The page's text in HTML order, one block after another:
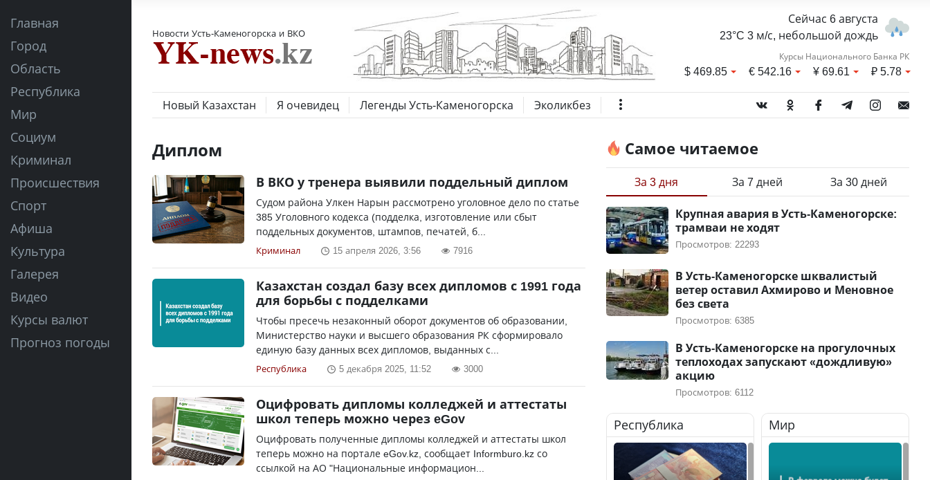
Главная
Город
Область
Республика
Мир
Социум
Криминал
Происшествия
Спорт
Афиша
Культура
Галерея
Видео
Курсы валют
Прогноз погоды
Новости Усть-Каменогорска и ВКО
Сейчас 6 августа
23°C 3 м/с, небольшой дождь
Курсы Национального Банка РК
$469.85 €542.16 ¥69.61 ₽5.78
Новый Казахстан Я очевидец Легенды Усть-Каменогорска Эколикбез
Диплом
В ВКО у тренера выявили поддельный диплом
Судом района Улкен Нарын рассмотрено уголовное дело по статье
385 Уголовного кодекса (подделка, изготовление или сбыт
поддельных документов, штампов, печатей, б...
Криминал 15 апреля 2026, 3:56 7916
Казахстан создал базу всех дипломов с 1991 года
для борьбы с подделками
Чтобы пресечь незаконный оборот документов об образовании,
Министерство науки и высшего образования РК сформировало
единую базу данных всех дипломов, выданных с...
Республика 5 декабря 2025, 11:52 3000
Оцифровать дипломы колледжей и аттестаты
школ теперь можно через eGov
Оцифровать полученные дипломы колледжей и аттестаты школ
теперь можно на портале eGov.kz, сообщает Informburo.kz со
ссылкой на АО "Национальные информацион...
Самое читаемое
За 3 дня За 7 дней За 30 дней
Крупная авария в Усть-Каменогорске:
трамваи не ходят
Просмотров: 22293
В Усть-Каменогорске шквалистый
ветер оставил Ахмирово и Меновное
без света
Просмотров: 6385
В Усть-Каменогорске на прогулочных
теплоходах запускают «дождливую»
акцию
Просмотров: 6112
Республика Мир